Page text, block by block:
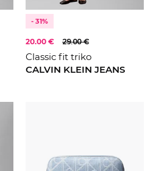
- 31%
20.00 € 29.00 €
Classic fit triko
CALVIN KLEIN JEANS